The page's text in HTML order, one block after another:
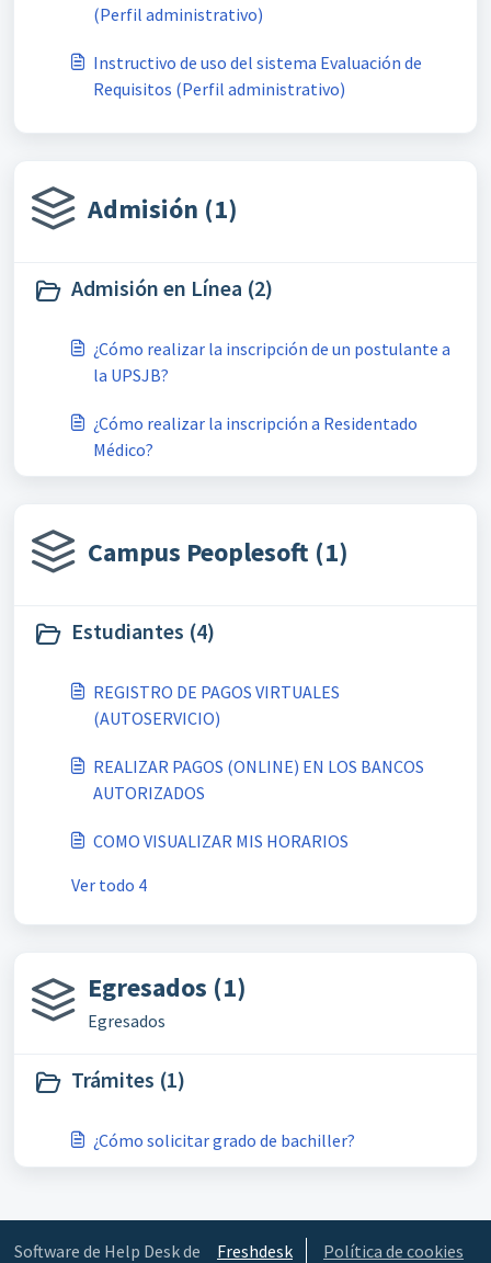
(Perfil administrativo)
Instructivo de uso del sistema Evaluación de
Requisitos (Perfil administrativo)
Admisión (1)
Admisión en Línea (2)
¿Cómo realizar la inscripción de un postulante a
la UPSJB?
¿Cómo realizar la inscripción a Residentado
Médico?
Campus Peoplesoft (1)
Estudiantes (4)
REGISTRO DE PAGOS VIRTUALES
(AUTOSERVICIO)
REALIZAR PAGOS (ONLINE) EN LOS BANCOS
AUTORIZADOS
COMO VISUALIZAR MIS HORARIOS
Ver todo 4
Egresados (1)
Egresados
Trámites (1)
¿Cómo solicitar grado de bachiller?
Software de Help Desk de Freshdesk Política de cookies